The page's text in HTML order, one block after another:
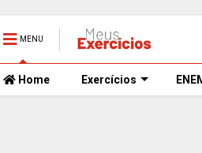
MENU
Home Exercícios